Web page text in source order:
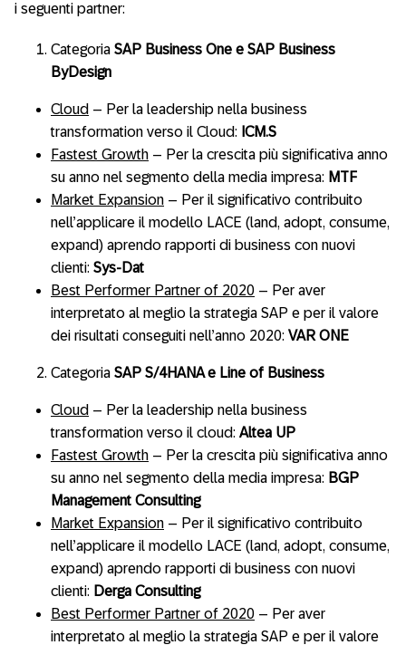
i seguenti partner:
Categoria SAP Business One e SAP Business
ByDesign
Cloud – Per la leadership nella business
transformation verso il Cloud: ICM.S
Fastest Growth – Per la crescita più significativa anno
su anno nel segmento della media impresa: MTF
Market Expansion – Per il significativo contribuito
nell’applicare il modello LACE (land, adopt, consume,
expand) aprendo rapporti di business con nuovi
clienti: Sys-Dat
Best Performer Partner of 2020 – Per aver
interpretato al meglio la strategia SAP e per il valore
dei risultati conseguiti nell’anno 2020: VAR ONE
Categoria SAP S/4HANA e Line of Business
Cloud – Per la leadership nella business
transformation verso il cloud: Altea UP
Fastest Growth – Per la crescita più significativa anno
su anno nel segmento della media impresa: BGP
Management Consulting
Market Expansion – Per il significativo contribuito
nell’applicare il modello LACE (land, adopt, consume,
expand) aprendo rapporti di business con nuovi
clienti: Derga Consulting
Best Performer Partner of 2020 – Per aver
interpretato al meglio la strategia SAP e per il valore